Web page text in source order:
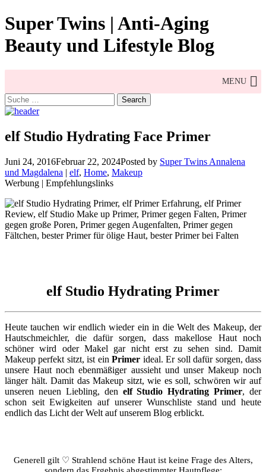
Skip
to
content
Super Twins | Anti-Aging
Beauty und Lifestyle Blog
MENU
Search
for:
elf Studio Hydrating Face Primer
Juni 24, 2016Februar 22, 2024Posted by Super Twins Annalena
und Magdalena | elf, Home, Makeup
Werbung | Empfehlungslinks
elf Studio Hydrating Primer
Heute tauchen wir endlich wieder ein in die Welt des Makeup, der
Hautschmeichler, die dafür sorgen, dass makellose Haut noch
schöner wird oder Makel gar nicht erst zu sehen sind. Damit
Makeup perfekt sitzt, ist einPrimer ideal. Er soll dafür sorgen, dass
unsere Haut noch ebenmäßiger aussieht und unser Makeup noch
länger hält. Damit das Makeup sitzt, wie es soll, schwören wir auf
unseren neuen Liebling, den elf Studio Hydrating Primer, der
schon seit Ewigkeiten auf unserer Wunschliste stand und heute
endlich das Licht der Welt auf unserem Blog erblickt.
Generell gilt ♡ Strahlend schöne Haut ist keine Frage des Alters,
sondern das Ergebnis abgestimmter Hautpflege: